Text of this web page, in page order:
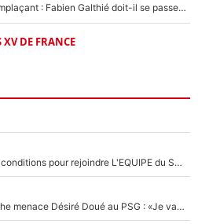
Le XV de France a trouvé son remplaçant : Fabien Galthié doit-il se passer d'Antoine Dupont ?
XV DE FRANCE
Raymond Domenech a posé ses conditions pour rejoindre L'EQUIPE du Soir : Il refuse de faire l'émission avec un autre chroniqueur !
Le transfert de Maghnes Akliouche menace Désiré Doué au PSG : «Je valide à 200%»